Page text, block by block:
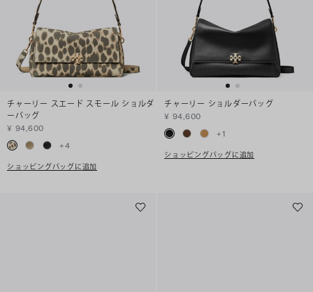
チャーリー スエード スモール ショルダ
ーバッグ
¥ 94,600
+4
ショッピングバッグに追加
チャーリー ショルダーバッグ
¥ 94,600
+1
ショッピングバッグに追加